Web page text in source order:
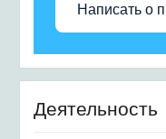
Написать о
Деятельность